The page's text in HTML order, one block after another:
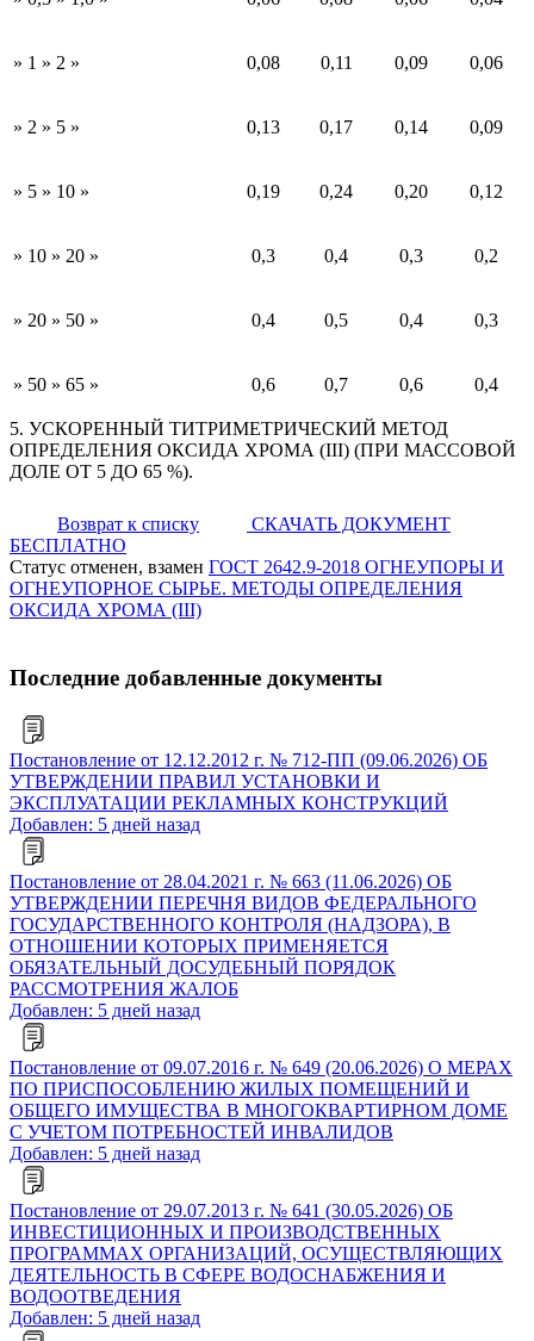
» 1 » 2 » 0,08 0,11 0,09 0,06
» 2 » 5 » 0,13 0,17 0,14 0,09
» 5 » 10 » 0,19 0,24 0,20 0,12
» 10 » 20 » 0,3 0,4 0,3 0,2
» 20 » 50 » 0,4 0,5 0,4 0,3
» 50 » 65 » 0,6 0,7 0,6 0,4
5. УСКОРЕННЫЙ ТИТРИМЕТРИЧЕСКИЙ МЕТОД
ОПРЕДЕЛЕНИЯ ОКСИДА ХРОМА (III) (ПРИ МАССОВОЙ
ДОЛЕ ОТ 5 ДО 65 %).
Возврат к списку
СКАЧАТЬ ДОКУМЕНТ
БЕСПЛАТНО
Статус отменен, взамен ГОСТ 2642.9-2018 ОГНЕУПОРЫ И
ОГНЕУПОРНОЕ СЫРЬЕ. МЕТОДЫ ОПРЕДЕЛЕНИЯ
ОКСИДА ХРОМА (III)
Последние добавленные документы
Постановление от 12.12.2012 г. № 712-ПП (09.06.2026) ОБ
УТВЕРЖДЕНИИ ПРАВИЛ УСТАНОВКИ И
ЭКСПЛУАТАЦИИ РЕКЛАМНЫХ КОНСТРУКЦИЙ
Добавлен: 5 дней назад
Постановление от 28.04.2021 г. № 663 (11.06.2026) ОБ
УТВЕРЖДЕНИИ ПЕРЕЧНЯ ВИДОВ ФЕДЕРАЛЬНОГО
ГОСУДАРСТВЕННОГО КОНТРОЛЯ (НАДЗОРА), В
ОТНОШЕНИИ КОТОРЫХ ПРИМЕНЯЕТСЯ
ОБЯЗАТЕЛЬНЫЙ ДОСУДЕБНЫЙ ПОРЯДОК
РАССМОТРЕНИЯ ЖАЛОБ
Добавлен: 5 дней назад
Постановление от 09.07.2016 г. № 649 (20.06.2026) О МЕРАХ
ПО ПРИСПОСОБЛЕНИЮ ЖИЛЫХ ПОМЕЩЕНИЙ И
ОБЩЕГО ИМУЩЕСТВА В МНОГОКВАРТИРНОМ ДОМЕ
С УЧЕТОМ ПОТРЕБНОСТЕЙ ИНВАЛИДОВ
Добавлен: 5 дней назад
Постановление от 29.07.2013 г. № 641 (30.05.2026) ОБ
ИНВЕСТИЦИОННЫХ И ПРОИЗВОДСТВЕННЫХ
ПРОГРАММАХ ОРГАНИЗАЦИЙ, ОСУЩЕСТВЛЯЮЩИХ
ДЕЯТЕЛЬНОСТЬ В СФЕРЕ ВОДОСНАБЖЕНИЯ И
ВОДООТВЕДЕНИЯ
Добавлен: 5 дней назад